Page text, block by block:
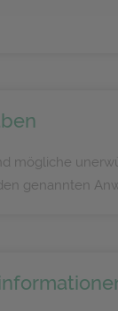
mögliche
genannten